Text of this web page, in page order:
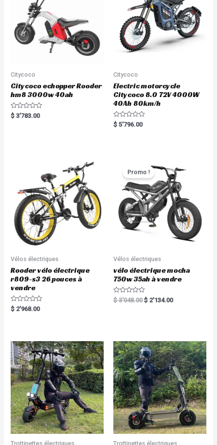
Citycoco
Citycoco echopper Rooder
hm8 3000w 40ah
R
a
$ 3'783.00
Citycoco
Electric motorcycle
Citycoco 8.0 72V 4000W
40Ah 80km/h
R
a
$ 5'796.00
Vélos électriques
Rooder vélo électrique
r809-s3 26 pouces à
vendre
R
a
o
u
t
o
f
5
$ 2'968.00
Promo !
Vélos électriques
vélo électrique mocha
750w 35ah à vendre
R
a
t
o
f
5
$3'048.00 $ 2'134.00
Trottinettes électriques Trottinettes électriques